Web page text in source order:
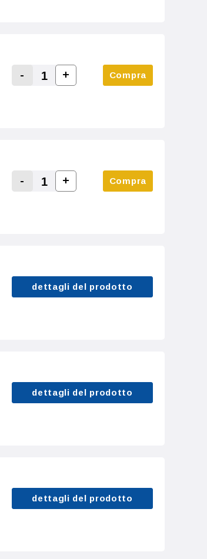
Decrease Quantity:
-
Increase Quantity:
+ Compra
Decrease Quantity:
-
Increase Quantity:
+ Compra
dettagli del prodotto
dettagli del prodotto
dettagli del prodotto